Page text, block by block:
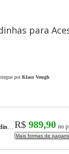
para
por Klass Vough
Mochila com Rodinhas para Acessórios Preta R$ 989,90 no
Mais formas de